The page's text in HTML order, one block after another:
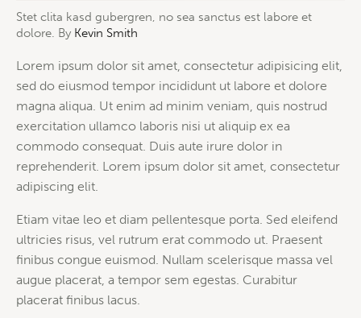
Stet clita kasd gubergren, no sea sanctus est labore et
dolore. By Kevin Smith
Lorem ipsum dolor sit amet, consectetur adipisicing elit,
sed do eiusmod tempor incididunt ut labore et dolore
magna aliqua. Ut enim ad minim veniam, quis nostrud
exercitation ullamco laboris nisi ut aliquip ex ea
commodo consequat. Duis aute irure dolor in
reprehenderit. Lorem ipsum dolor sit amet, consectetur
adipiscing elit.
Etiam vitae leo et diam pellentesque porta. Sed eleifend
ultricies risus, vel rutrum erat commodo ut. Praesent
finibus congue euismod. Nullam scelerisque massa vel
augue placerat, a tempor sem egestas. Curabitur
placerat finibus lacus.